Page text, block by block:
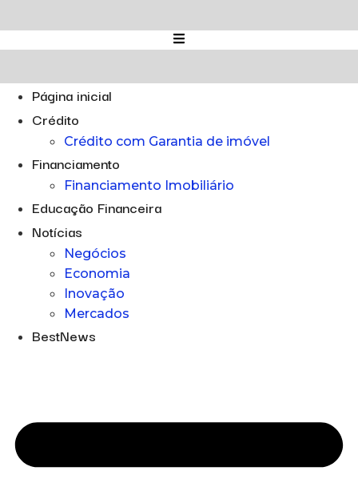
para
o
Página inicial
Crédito
Crédito com Garantia de imóvel
Financiamento
Financiamento Imobiliário
Educação Financeira
Notícias
Negócios
Economia
Inovação
Mercados
BestNews